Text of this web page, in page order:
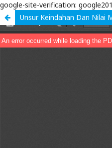
google-site-verification:
Unsur Keindahan Dan Nilai